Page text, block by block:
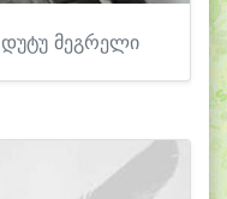
დუტუ მეგრელი